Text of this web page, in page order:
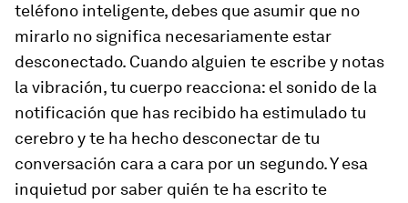
teléfono inteligente, debes que asumir que no
mirarlo no significa necesariamente estar
desconectado. Cuando alguien te escribe y notas
la vibración, tu cuerpo reacciona: el sonido de la
notificación que has recibido ha estimulado tu
cerebro y te ha hecho desconectar de tu
conversación cara a cara por un segundo. Y esa
inquietud por saber quién te ha escrito te